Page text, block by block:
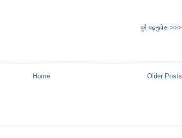
पुरै पढ्नुहोस >>>
Older Posts
Home